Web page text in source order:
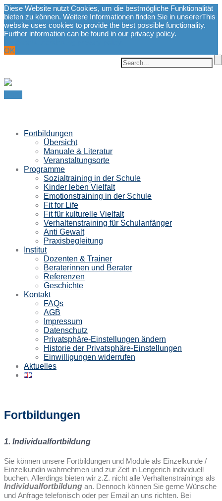
Diese Website nutzt Cookies, um die bestmögliche Funktionalität
bieten zu können. Weitere Informationen finden Sie in unsererThis
website uses cookies to provide the best possible functionality.
Further information can be found in our privacy policy.
OK
Fortbildungen
Übersicht
Manuale & Literatur
Veranstaltungsorte
Programme
Sozialtraining in der Schule
Kinder leben Vielfalt
Emotionstraining in der Schule
Fit for Life
Fit für kulturelle Vielfalt
Verhaltenstraining für Schulanfänger
Anti Gewalt
Praxisbegleitung
Institut
Dozenten & Trainer
Beraterinnen und Berater
Referenzen
Geschichte
Kontakt
FAQs
AGB
Impressum
Datenschutz
Privatsphäre-Einstellungen ändern
Historie der Privatsphäre-Einstellungen
Einwilligungen widerrufen
Aktuelles
Fortbildungen
1. Individualfortbildung
Sie können unsere Fortbildungen und Module als Einzelkunde /
Einzelkundin wahrnehmen und zur Zeit in Lengerich individuell
buchen. Allerdings bieten wir z.Z. nicht alle Verhaltenstrainings als
Individualfortbildung an. Dennoch können Sie gerne Wünsche
und Anfrage telefonisch oder per Email an uns richten. Bei